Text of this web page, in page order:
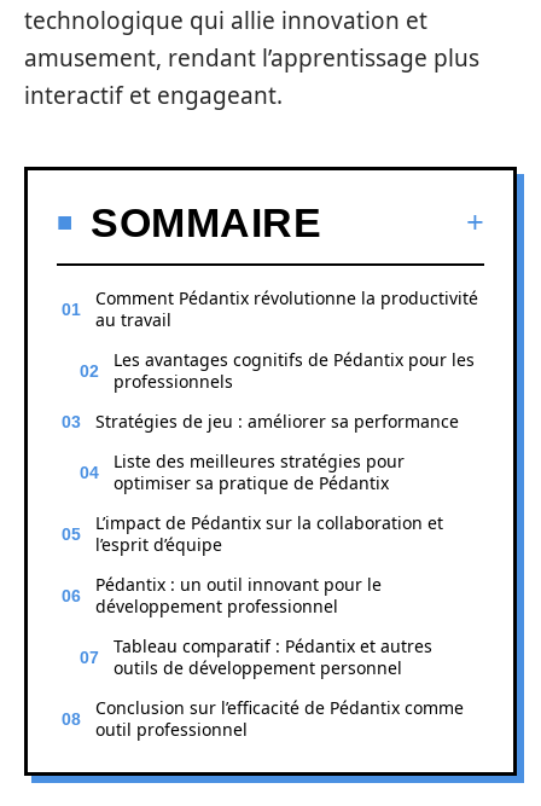
technologique qui allie innovation et
amusement, rendant l’apprentissage plus
interactif et engageant.
SOMMAIRE
Comment Pédantix révolutionne la productivité
au travail
Les avantages cognitifs de Pédantix pour les
professionnels
Stratégies de jeu : améliorer sa performance
Liste des meilleures stratégies pour
optimiser sa pratique de Pédantix
L’impact de Pédantix sur la collaboration et
l’esprit d’équipe
Pédantix : un outil innovant pour le
développement professionnel
Tableau comparatif : Pédantix et autres
outils de développement personnel
Conclusion sur l’efficacité de Pédantix comme
outil professionnel